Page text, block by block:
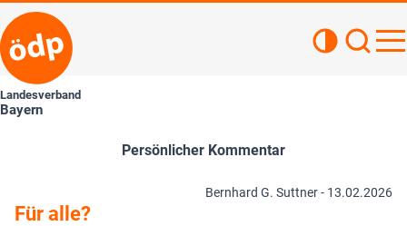
Landesverband
Bayern
Persönlicher Kommentar
Bernhard G. Suttner - 13.02.2026
Für alle?